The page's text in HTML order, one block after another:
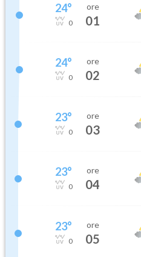
24°
0
ore
01
24°
0
ore
02
23°
0
ore
03
23°
0
ore
04
23°
0
ore
05